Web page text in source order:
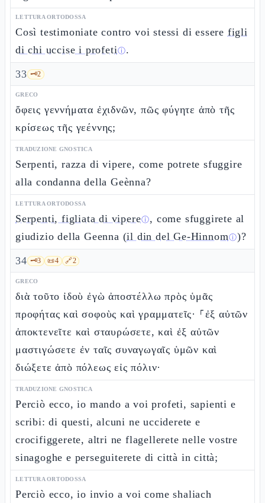
LETTURA ORTODOSSA
Così testimoniate contro voi stessi di essere figli
di chi uccise i profetiⓘ.
33 🗝️2
GRECO
ὄφεις γεννήματα ἐχιδνῶν, πῶς φύγητε ἀπὸ τῆς
κρίσεως τῆς γεέννης;
TRADUZIONE GNOSTICA
Serpenti, razza di vipere, come potrete sfuggire
alla condanna della Geènna?
LETTURA ORTODOSSA
Serpenti, figliata di vipereⓘ, come sfuggirete al
giudizio della Geenna (il din del Ge-Hinnomⓘ)?
34 🗝️3 📜4 🔗2
GRECO
διὰ τοῦτο ἰδοὺ ἐγὼ ἀποστέλλω πρὸς ὑμᾶς
προφήτας καὶ σοφοὺς καὶ γραμματεῖς· ⸀ἐξ αὐτῶν
ἀποκτενεῖτε καὶ σταυρώσετε, καὶ ἐξ αὐτῶν
μαστιγώσετε ἐν ταῖς συναγωγαῖς ὑμῶν καὶ
διώξετε ἀπὸ πόλεως εἰς πόλιν·
TRADUZIONE GNOSTICA
Perciò ecco, io mando a voi profeti, sapienti e
scribi: di questi, alcuni ne ucciderete e
crocifiggerete, altri ne flagellerete nelle vostre
sinagoghe e perseguiterete di città in città;
LETTURA ORTODOSSA
Perciò ecco, io invio a voi come shaliach